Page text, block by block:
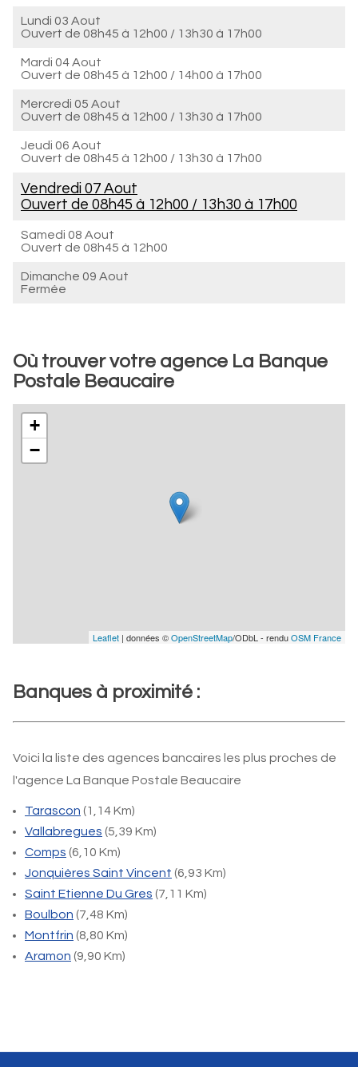
Lundi 03 Aout
Ouvert de 08h45 à 12h00 / 13h30 à 17h00
Mardi 04 Aout
Ouvert de 08h45 à 12h00 / 14h00 à 17h00
Mercredi 05 Aout
Ouvert de 08h45 à 12h00 / 13h30 à 17h00
Jeudi 06 Aout
Ouvert de 08h45 à 12h00 / 13h30 à 17h00
Vendredi 07 Aout
Ouvert de 08h45 à 12h00 / 13h30 à 17h00
Samedi 08 Aout
Ouvert de 08h45 à 12h00
Dimanche 09 Aout
Fermée
Où trouver votre agence La Banque
Postale Beaucaire
+
−
Leaflet | données ©OpenStreetMap/ODbL - renduOSM France
Banques à proximité :
Voici la liste des agences bancaires les plus proches de
l'agence La Banque Postale Beaucaire
Tarascon (1,14 Km)
Vallabregues (5,39 Km)
Comps (6,10 Km)
Jonquières Saint Vincent (6,93 Km)
Saint Etienne Du Gres (7,11 Km)
Boulbon (7,48 Km)
Montfrin (8,80 Km)
Aramon (9,90 Km)